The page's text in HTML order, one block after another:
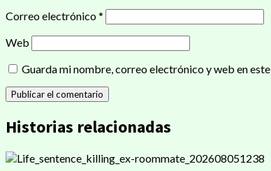
Correo electrónico*
Web
Guarda mi nombre, correo electrónico y web en
Historias relacionadas